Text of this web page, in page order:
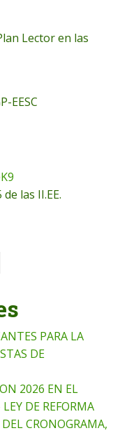
Lector en las
EESC
las II.EE.
PARA LA
DE
2026 EN EL
DE REFORMA
CRONOGRAMA,